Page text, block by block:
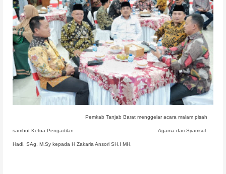
Pemkab Tanjab Barat menggelar acara malam pisah
sambut Ketua Pengadilan Agama dari Syamsul
Hadi, SAg, M.Sy kepada H Zakaria Ansori SH.I MH,